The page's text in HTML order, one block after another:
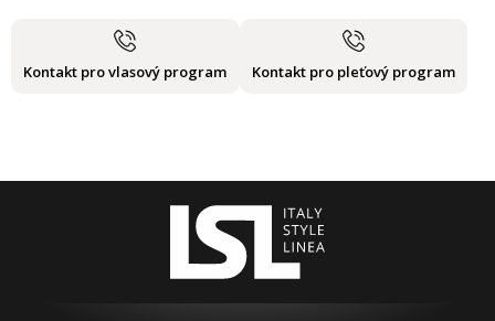
Kontakt pro vlasový program Kontakt pro pleťový program